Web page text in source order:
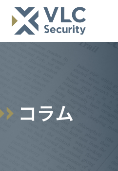
コラム